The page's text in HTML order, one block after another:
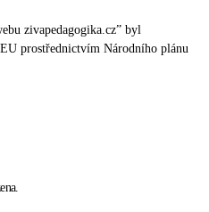
zivapedagogika.cz” byl
prostřednictvím Národního plánu